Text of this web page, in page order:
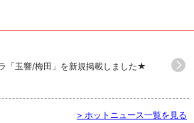
「玉響/梅田」を新規掲載しました★
> ホットニュース一覧を見る